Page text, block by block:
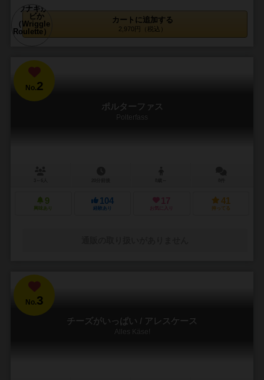
カートに追加する
2,970円（税込）
No.2
ポルターファス
Polterfass
9
興味あり
104
経験あり
17
お気に入り
41
持ってる
No.3
チーズがいっぱい / アレスケース
Alles Käse!